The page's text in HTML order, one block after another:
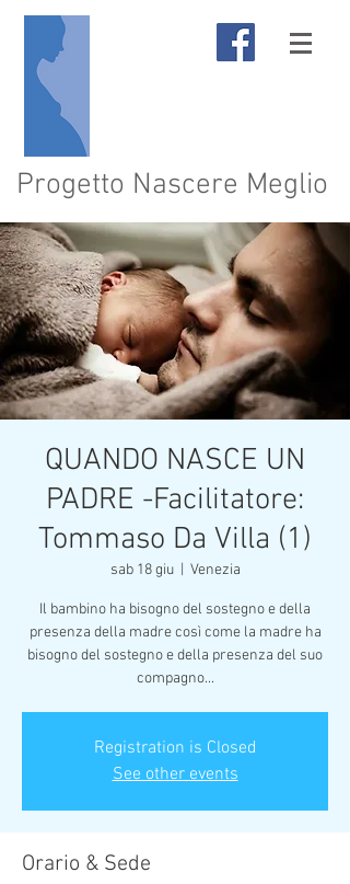
Progetto Nascere Meglio
QUANDO NASCE UN
PADRE -Facilitatore:
Tommaso Da Villa (1)
sab 18 giu
  |
Venezia
Il bambino ha bisogno del sostegno e della
presenza della madre così come la madre ha
bisogno del sostegno e della presenza del suo
compagno...
Registration is Closed
See other events
Orario & Sede